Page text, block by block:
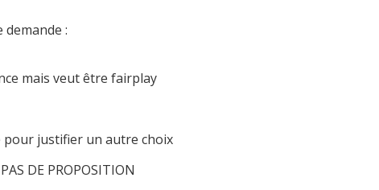
:
mais veut être fairplay
pour justifier un autre choix
DE PROPOSITION